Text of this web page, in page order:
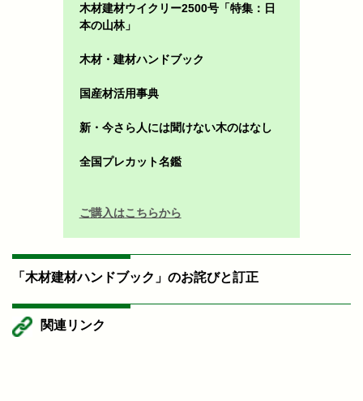
木材建材ウイクリー2500号「特集：日
本の山林」
木材・建材ハンドブック
国産材活用事典
新・今さら人には聞けない木のはなし
全国プレカット名鑑
ご購入はこちらから
「木材建材ハンドブック」のお詫びと訂正
関連リンク